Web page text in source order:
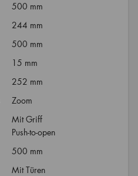
500 mm
244 mm
500 mm
15 mm
252 mm
Zoom
Mit Griff
Push-to-open
500 mm
Mit Türen